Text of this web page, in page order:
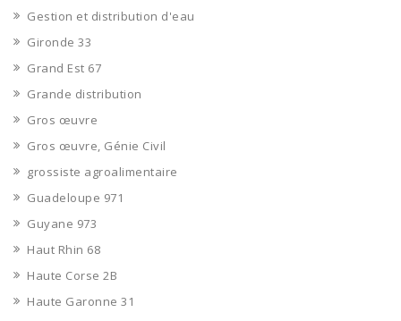
Gestion et distribution d'eau
Gironde 33
Grand Est 67
Grande distribution
Gros œuvre
Gros œuvre, Génie Civil
grossiste agroalimentaire
Guadeloupe 971
Guyane 973
Haut Rhin 68
Haute Corse 2B
Haute Garonne 31